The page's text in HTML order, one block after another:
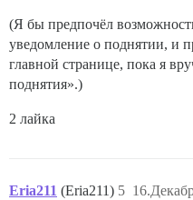
(Я бы предпочёл
уведомление о поднятии, и
главной странице, пока я
поднятия».)
2 лайка
Eria211 (Eria211) 5